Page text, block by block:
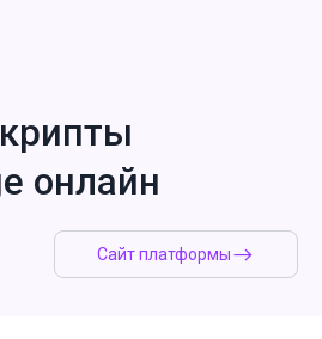
Сайт платформы
онлайн